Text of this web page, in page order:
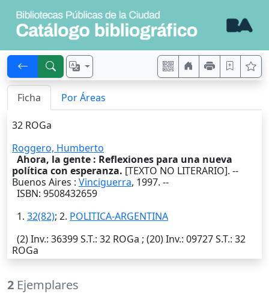
Ficha Por Áreas
32 ROGa
Roggero, Humberto
Ahora, la gente : Reflexiones para una nueva
política con esperanza. [TEXTO NO LITERARIO]. --
Buenos Aires : Vinciguerra, 1997. --
ISBN: 9508432659
1. 32(82); 2. POLITICA-ARGENTINA
(2)Inv.: 36399S.T.: 32 ROGa ; (20)Inv.: 09727S.T.: 32
ROGa
2 Ejemplares